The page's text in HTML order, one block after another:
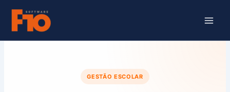
conteúdo
GESTÃO ESCOLAR